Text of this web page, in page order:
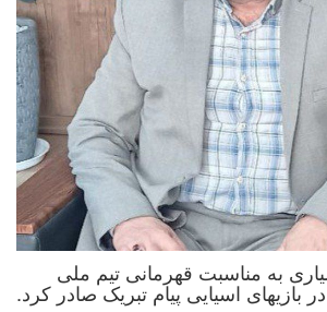
به مناسبت قهرمانی تیم ملی
بازیهای اسیایی پیام تبریک صادر کرد.